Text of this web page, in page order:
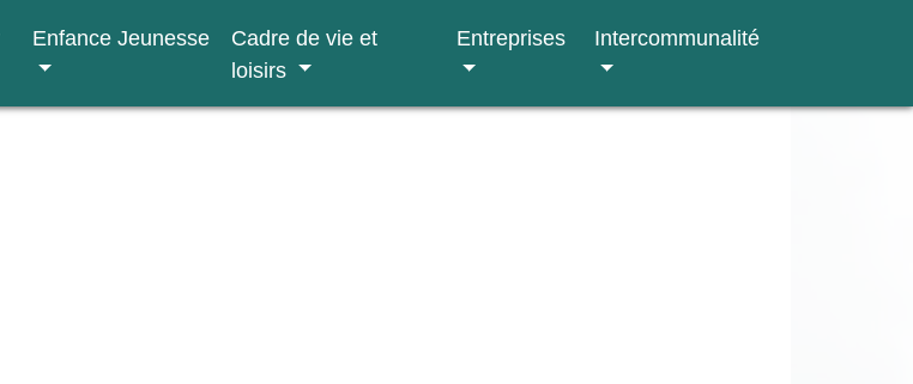
Enfance Jeunesse
Cadre de vie et
loisirs
Entreprises Intercommunalité